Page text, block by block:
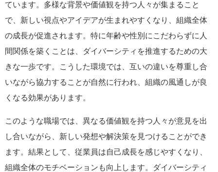
ています。多様な背景や価値観を持つ人々が集まること
で、新しい視点やアイデアが生まれやすくなり、組織全体
の成長が促進されます。特に年齢や性別にこだわらずに人
間関係を築くことは、ダイバーシティを推進するための大
きな一歩です。こうした環境では、互いの違いを尊重し合
いながら協力することが自然に行われ、組織の風通しが良
くなる効果があります。
このような職場では、異なる価値観を持つ人々が意見を出
し合いながら、新しい発想や解決策を見つけることができ
ます。結果として、従業員は自己成長を感じやすくなり、
組織全体のモチベーションも向上します。ダイバーシティ